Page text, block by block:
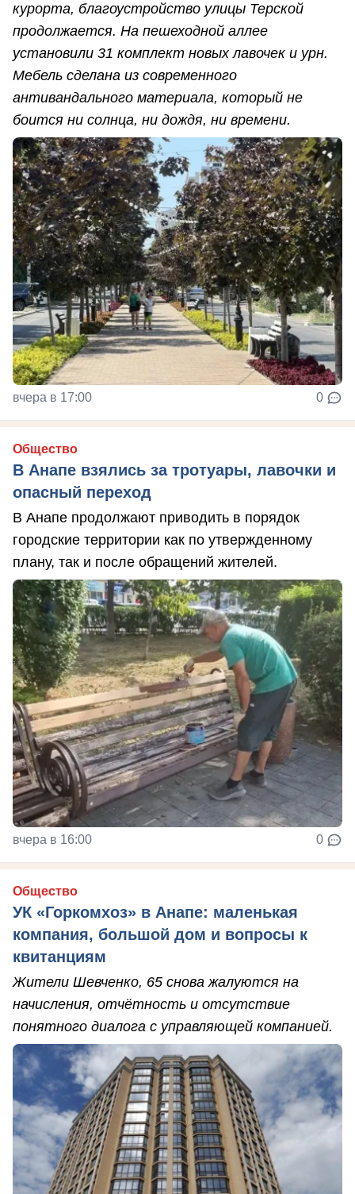
курорта, благоустройство улицы Терской
продолжается. На пешеходной аллее
установили 31 комплект новых лавочек и урн.
Мебель сделана из современного
антивандального материала, который не
боится ни солнца, ни дождя, ни времени.
вчера в 17:00 0
Общество
В Анапе взялись за тротуары, лавочки и
опасный переход
В Анапе продолжают приводить в порядок
городские территории как по утвержденному
плану, так и после обращений жителей.
вчера в 16:00 0
Общество
УК «Горкомхоз» в Анапе: маленькая
компания, большой дом и вопросы к
квитанциям
Жители Шевченко, 65 снова жалуются на
начисления, отчётность и отсутствие
понятного диалога с управляющей компанией.